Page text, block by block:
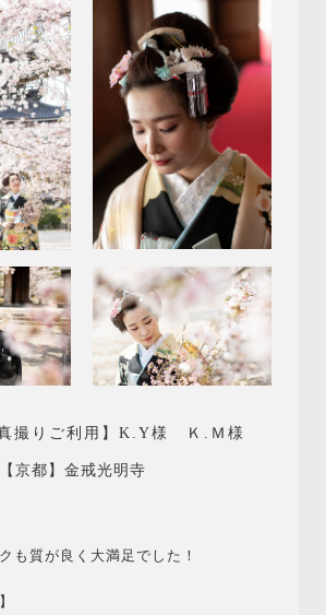
真撮りご利用】K.Y様 Ｋ.Ｍ様
【京都】金戒光明寺
も質が良く大満足でした！